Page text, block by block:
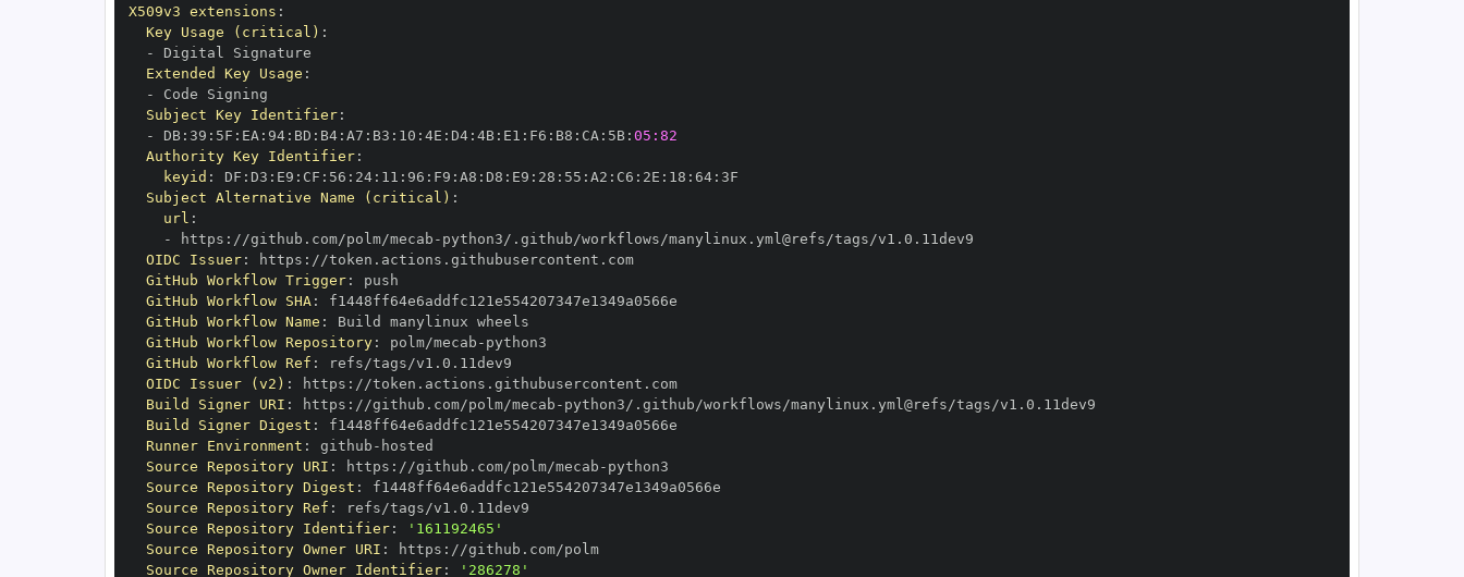
X509v3 extensions :
Key Usage (critical) :
-
Extended Key Usage :
-
Subject Key Identifier:
-
DB: 39 : 5F : EA : 94: BD : B4: A7 : B3 : 10 : 4E : D4: 4B: E1 : F6 : B8 : CA : 5B: 05:82
Authority Key Identifier:
keyid : DF : D3 : E9 : CF : 56 : 24: 11 : 96 : F9 : A8 : D8 : E9 : 28 : 55 : A2 : C6 : 2E : 18 : 64:
Subject Alternative Name (critical) :
url :
-
https : //github.com/polm/mecab -
OIDC Issuer: https :
//token.actions.githubusercontent.com
GitHub Workflow Trigger:
GitHub Workflow SHA:
GitHub Workflow Name :
GitHub Workflow Repository: polm/mecab -
GitHub Workflow Ref :
OIDC Issuer (v2) : https :
//token.actions.githubusercontent.com
Build Signer URI : https : //github.com/polm/mecab -
Build Signer Digest :
Runner Environment : github -
Source Repository URI : https : //github.com/polm/mecab -
Source Repository Digest :
Source Repository Ref :
Source Repository Identifier:
'161192465'
Source Repository Owner URI : https :
//github.com/polm
Source Repository Owner Identifier: '286278'